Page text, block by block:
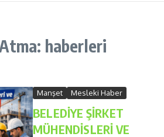
haberleri
Manşet Mesleki Haber
BELEDİYE ŞİRKET
MÜHENDİSLERİ VE